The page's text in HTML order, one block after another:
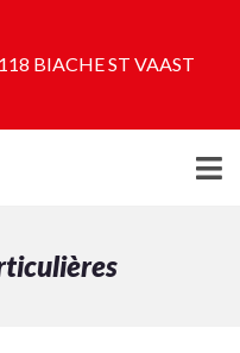
BIACHE ST VAAST